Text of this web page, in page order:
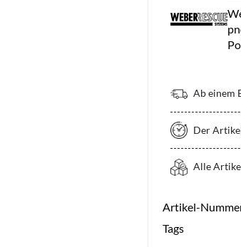
Ab einem
Der
Alle
Artikel-
Tags